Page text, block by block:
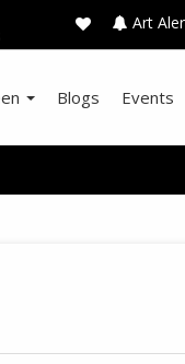
Art
Blogs Events